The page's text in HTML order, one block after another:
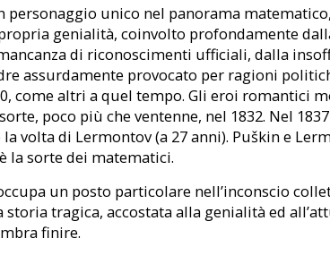
personaggio unico nel panorama
genialità, coinvolto profondamente
di riconoscimenti ufficiali, dalla
assurdamente provocato per ragioni
come altri a quel tempo. Gli eroi romantici
poco più che ventenne, nel 1832. Nel
la volta di Lermontov (a 27 anni). Puškin e
la sorte dei matematici.
un posto particolare nell’inconscio
storia tragica, accostata alla genialità ed
finire.